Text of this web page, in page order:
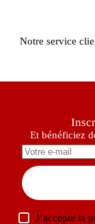
Notre service
Et bénéficiez
J’accepte la